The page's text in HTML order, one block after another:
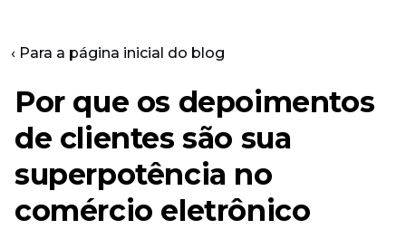
‹ Para a página inicial do blog
Por que os depoimentos
de clientes são sua
superpotência no
comércio eletrônico